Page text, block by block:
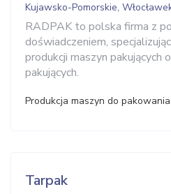
Kujawsko-Pomorskie,
RADPAK to polska firma z
doświadczeniem,
produkcji maszyn pakujących
pakujących.
Produkcja maszyn do pakowania
Tarpak